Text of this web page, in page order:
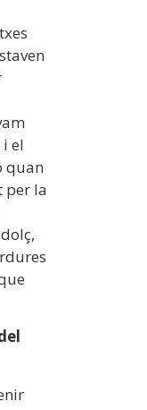
el
quan
per la